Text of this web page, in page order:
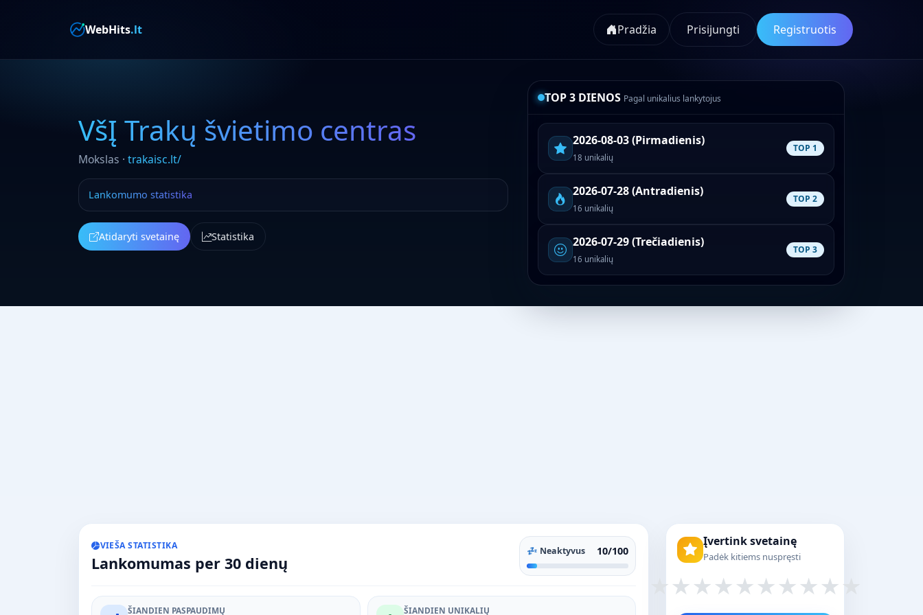
WebHits.lt Pradžia Prisijungti Registruotis
VšĮ Trakų švietimo centras
Mokslas · trakaisc.lt/
Lankomumo statistika
Atidaryti svetainę Statistika
TOP 3 DIENOS Pagal unikalius lankytojus
2026-08-03 (Pirmadienis)
18 unikalių
TOP 1
2026-07-28 (Antradienis)
16 unikalių
TOP 2
2026-07-29 (Trečiadienis)
16 unikalių
TOP 3
VIEŠA STATISTIKA
Lankomumas per 30 dienų
💤 Neaktyvus 10/100
ŠIANDIEN PASPAUDIMŲ ŠIANDIEN UNIKALIŲ
Įvertink svetainę
Padėk kitiems nuspręsti
★★★★★★★★★★